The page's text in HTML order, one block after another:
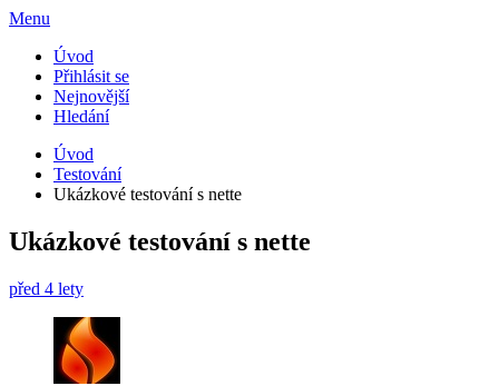
Menu
Úvod
Přihlásit se
Nejnovější
Hledání
Úvod
Testování
Ukázkové testování s nette
Ukázkové testování s nette
před 4 lety